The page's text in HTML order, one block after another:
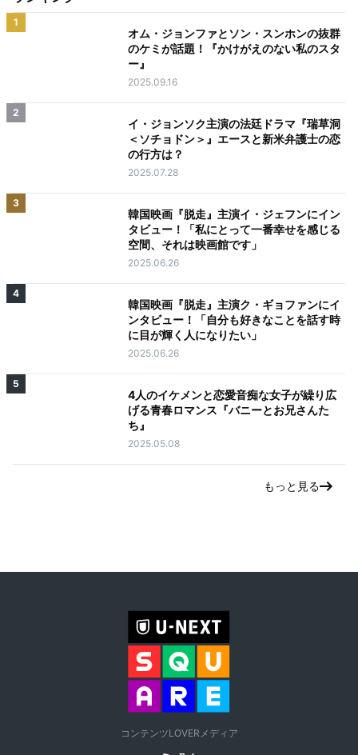
1
オム・ジョンファとソン・スンホンの抜群
のケミが話題！『かけがえのない私のスタ
ー』
2025.09.16
2
イ・ジョンソク主演の法廷ドラマ『瑞草洞
＜ソチョドン＞』エースと新米弁護士の恋
の行方は？
2025.07.28
3
韓国映画『脱走』主演イ・ジェフンにイン
タビュー！「私にとって一番幸せを感じる
空間、それは映画館です」
2025.06.26
4
韓国映画『脱走』主演ク・ギョファンにイ
ンタビュー！「自分も好きなことを話す時
に目が輝く人になりたい」
2025.06.26
5
4人のイケメンと恋愛音痴な女子が繰り広
げる青春ロマンス『バニーとお兄さんた
ち』
2025.05.08
もっと見る
コンテンツLOVERメディア